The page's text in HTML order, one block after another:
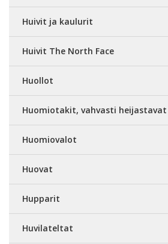
Huivit ja kaulurit
Huivit The North Face
Huollot
Huomiotakit, vahvasti heijastavat
Huomiovalot
Huovat
Hupparit
Huvilateltat